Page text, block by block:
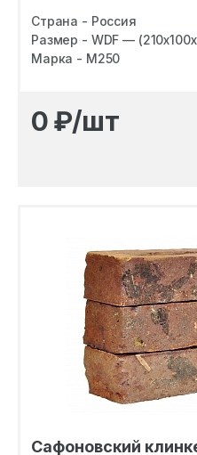
Страна - Россия
Размер - WDF —
Марка - M250
0₽/шт
Сафоновский